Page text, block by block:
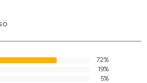
72%
19%
5%